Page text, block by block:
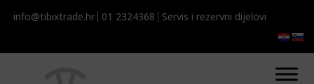
info@tibixtrade.hr 01 2324368 Servis i rezervni dijelovi​​